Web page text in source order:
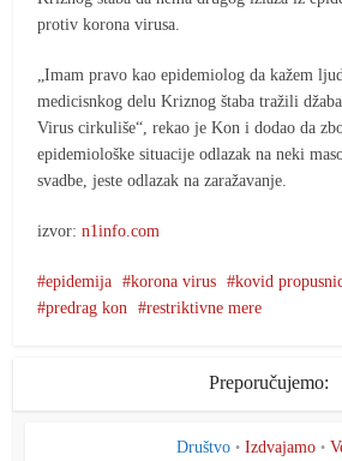
protiv korona virusa.
„Imam pravo kao epidemiolog da kažem
medicisnkog delu Kriznog štaba tražili
Virus cirkuliše“, rekao je Kon i dodao da
epidemiološke situacije odlazak na neki
svadbe, jeste odlazak na zaražavanje.
izvor:n1info.com
epidemija korona virus kovid
predrag kon
restriktivne mere
Preporučujemo:
Društvo • Izdvajamo •